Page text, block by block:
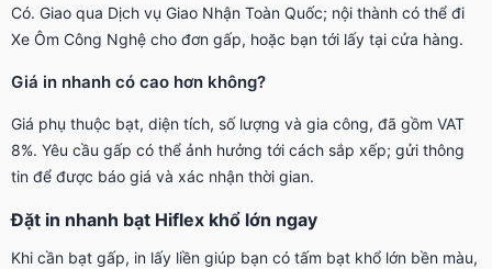
Có. Giao qua Dịch vụ Giao Nhận Toàn Quốc; nội thành có thể đi
Xe Ôm Công Nghệ cho đơn gấp, hoặc bạn tới lấy tại cửa hàng.
Giá in nhanh có cao hơn không?
Giá phụ thuộc bạt, diện tích, số lượng và gia công, đã gồm VAT
8%. Yêu cầu gấp có thể ảnh hưởng tới cách sắp xếp; gửi thông
tin để được báo giá và xác nhận thời gian.
Đặt in nhanh bạt Hiflex khổ lớn ngay
Khi cần bạt gấp, in lấy liền giúp bạn có tấm bạt khổ lớn bền màu,